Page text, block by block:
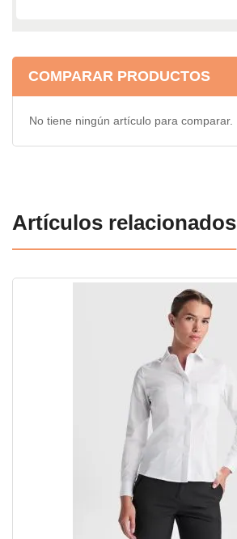
COMPARAR PRODUCTOS
No tiene ningún artículo para comparar.
Artículos relacionados